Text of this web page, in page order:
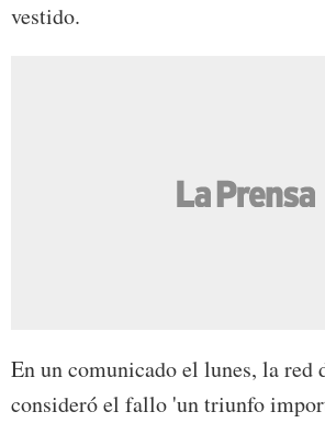
vestido.
En un comunicado el lunes, la red
consideró el fallo 'un triunfo